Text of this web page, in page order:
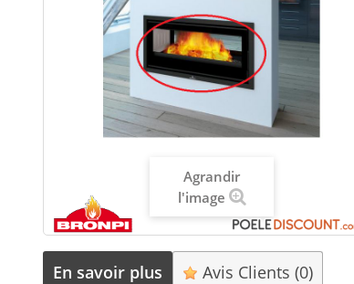
Agrandir
l'image
En savoir plus Avis Clients(0)